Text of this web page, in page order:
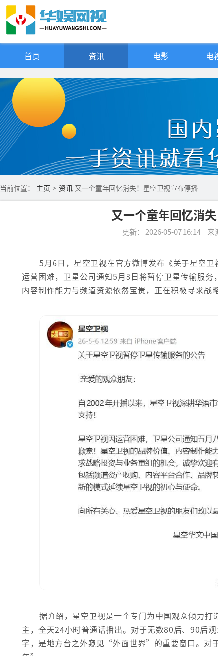
首页 资讯 电影 电
当前位置： 主页 > 资讯 又一个童年回忆消失！星空卫视宣布停播
又一个童年回忆消
更新： 2026-05-07 16:14 来
5月6日，星空卫视在官方微博发布《关于星空
运营困难，卫星公司通知5月8日将暂停卫星传输服
内容制作能力与频道资源依然宝贵，正在积极寻求战
据介绍，星空卫视是一个专门为中国观众倾力
主，全天24小时普通话播出。对于无数80后、90后
字，是地方台之外窥见“外面世界”的重要窗口。对